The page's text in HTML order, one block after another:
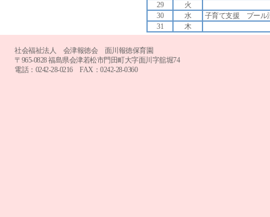
社会福祉法人 会津報徳会 面川報徳保育園
〒965-0828 福島県会津若松市門田町大字面川字舘堀74
電話：0242-28-0216 FAX：0242-28-0360
29
火
30
水
子育て支援 プール
31
木